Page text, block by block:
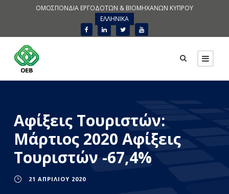
ΟΜΟΣΠΟΝΔΙΑ ΕΡΓΟΔΟΤΩΝ & ΒΙΟΜΗΧΑΝΩΝ ΚΥΠΡΟΥ
ΕΛΛΗΝΙΚΑ
Αφίξεις Τουριστών:
Μάρτιος 2020 Αφίξεις
Τουριστών -67,4%
21 ΑΠΡΙΛΊΟΥ 2020